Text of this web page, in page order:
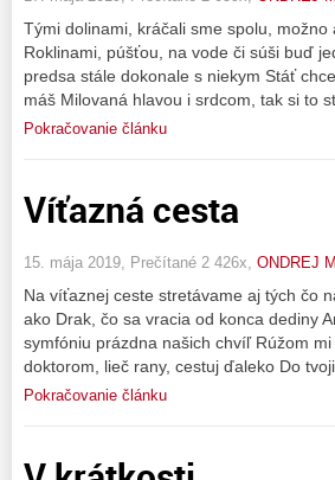
Tými dolinami, kráčali sme spolu,
Roklinami, púšťou, na vode či súši buď
predsa stále dokonale s niekym Stáť
máš Milovaná hlavou i srdcom, tak si to
Pokračovanie článku
Víťazná cesta
15. mája 2019, Prečítané 2 426x, ONDREJ
Na víťaznej ceste stretávame aj tých čo
ako Drak, čo sa vracia od konca dediny
symfóniu prázdna našich chvíľ Rúžom
doktorom, lieč rany, cestuj ďaleko Do
Pokračovanie článku